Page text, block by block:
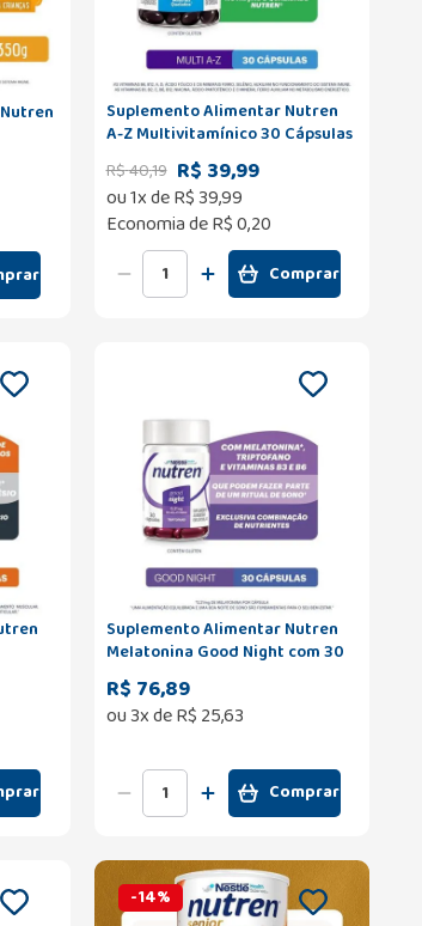
Suplemento Alimentar Nutren
A-Z Multivitamínico 30 Cápsulas
R$40,19 R$ 39,99
ou1x deR$39,99
Economia deR$ 0,20
Comprar
Suplemento Alimentar Nutren
Melatonina Good Night com 30
Cápsulas
R$ 76,89
ou3x deR$ 25,63
Comprar
-14%